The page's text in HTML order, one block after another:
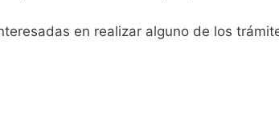
en realizar alguno de los